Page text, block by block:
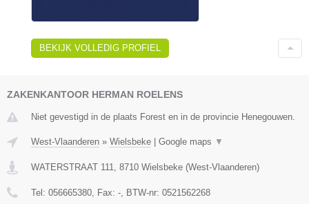
BEKIJK VOLLEDIG PROFIEL
ZAKENKANTOOR HERMAN ROELENS
Niet gevestigd in de plaats Forest en in de provincie Henegouwen.
West-Vlaanderen » Wielsbeke Google maps ▼
WATERSTRAAT 111 8710 Wielsbeke (West-Vlaanderen)
Tel: 056665380 , Fax: - , BTW-nr: 0521562268